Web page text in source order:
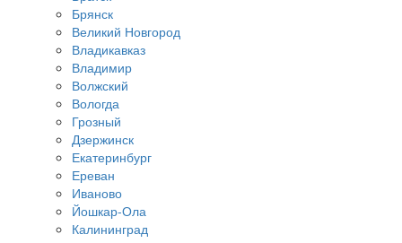
Брянск
Великий Новгород
Владикавказ
Владимир
Волжский
Вологда
Грозный
Дзержинск
Екатеринбург
Ереван
Иваново
Йошкар-Ола
Калининград